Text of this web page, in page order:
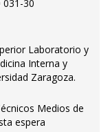
031-30
Laboratorio y
Interna y
Zaragoza.
Medios de
espera